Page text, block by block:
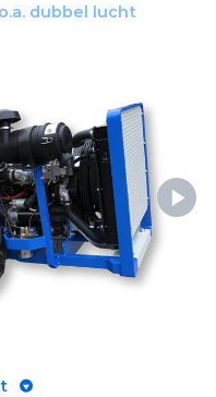
dubbel lucht